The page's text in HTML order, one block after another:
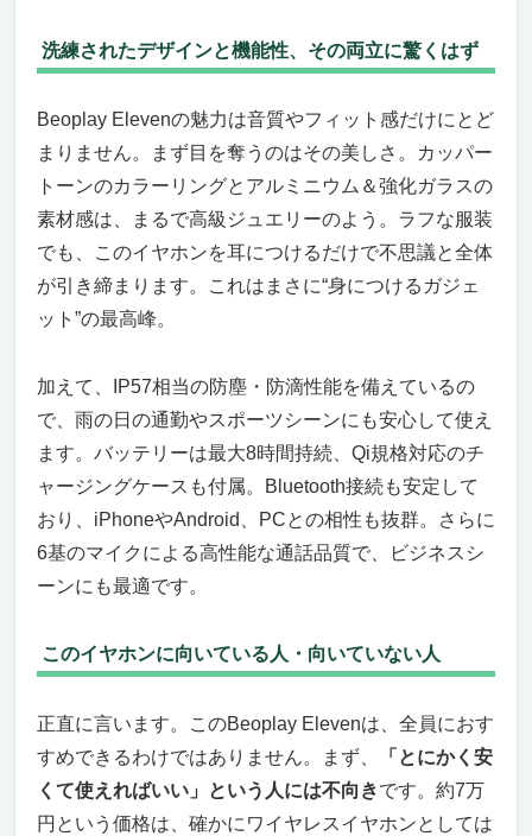
洗練されたデザインと機能性、その両立に驚くはず
Beoplay Elevenの魅力は音質やフィット感だけにとど
まりません。まず目を奪うのはその美しさ。カッパー
トーンのカラーリングとアルミニウム＆強化ガラスの
素材感は、まるで高級ジュエリーのよう。ラフな服装
でも、このイヤホンを耳につけるだけで不思議と全体
が引き締まります。これはまさに“身につけるガジェ
ット”の最高峰。
加えて、IP57相当の防塵・防滴性能を備えているの
で、雨の日の通勤やスポーツシーンにも安心して使え
ます。バッテリーは最大8時間持続、Qi規格対応のチ
ャージングケースも付属。Bluetooth接続も安定して
おり、iPhoneやAndroid、PCとの相性も抜群。さらに
6基のマイクによる高性能な通話品質で、ビジネスシ
ーンにも最適です。
このイヤホンに向いている人・向いていない人
正直に言います。このBeoplay Elevenは、全員におす
すめできるわけではありません。まず、
「とにかく安
くて使えればいい」という人には不向きです。約7万
円という価格は、確かにワイヤレスイヤホンとしては